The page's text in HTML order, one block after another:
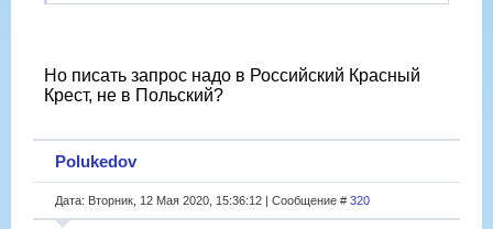
Но писать запрос надо в Российский Красный
Крест, не в Польский?
Polukedov
Дата: Вторник, 12 Мая 2020, 15:36:12 | Сообщение # 320